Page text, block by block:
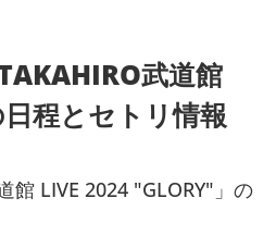
武道館
程とセトリ情報
館 LIVE 2024 "GLORY"」の